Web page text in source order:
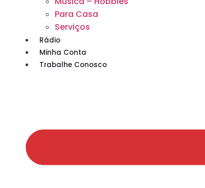
Para Casa
Serviços
Rádio
Minha Conta
Trabalhe Conosco